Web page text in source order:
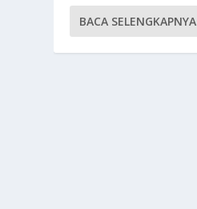
BACA SELENGKAPNYA